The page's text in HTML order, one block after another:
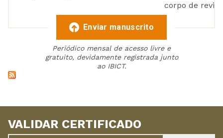
corpo de
Enviar manuscrito
Periódico mensal de acesso livre e
gratuito, devidamente registrada junto
ao IBICT.
VALIDAR CERTIFICADO